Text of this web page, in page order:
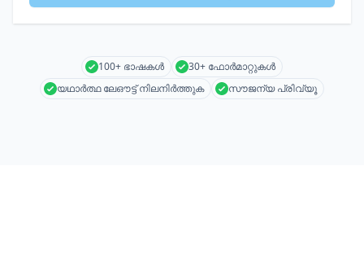
100+ ഭാഷകൾ
30+ ഫോർമാറ്റുകൾ
യഥാർത്ഥ ലേഔട്ട് നിലനിർത്തുക
സൗജന്യ പ്രിവ്യൂ